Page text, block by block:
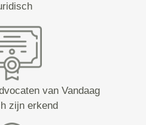
van Vandaag
zijn erkend